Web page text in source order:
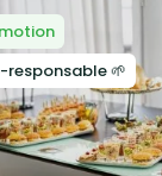
responsable 🌱